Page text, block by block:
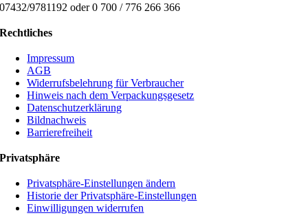
07432/9781192 oder 0 700 / 776 266 366
Rechtliches
Impressum
AGB
Widerrufsbelehrung für Verbraucher
Hinweis nach dem Verpackungsgesetz
Datenschutzerklärung
Bildnachweis
Barrierefreiheit
Privatsphäre
Privatsphäre-Einstellungen ändern
Historie der Privatsphäre-Einstellungen
Einwilligungen widerrufen